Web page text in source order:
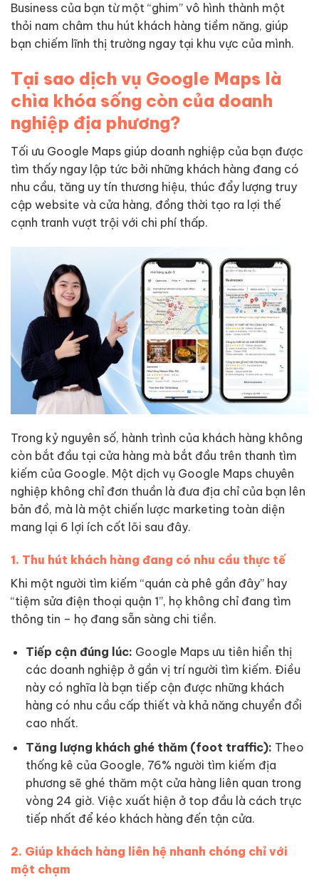
Business của bạn từ một “ghim” vô hình thành một
thỏi nam châm thu hút khách hàng tiềm năng, giúp
bạn chiếm lĩnh thị trường ngay tại khu vực của mình.
Tại sao dịch vụ Google Maps là
chìa khóa sống còn của doanh
nghiệp địa phương?
Tối ưu Google Maps giúp doanh nghiệp của bạn được
tìm thấy ngay lập tức bởi những khách hàng đang có
nhu cầu, tăng uy tín thương hiệu, thúc đẩy lượng truy
cập website và cửa hàng, đồng thời tạo ra lợi thế
cạnh tranh vượt trội với chi phí thấp.
Trong kỷ nguyên số, hành trình của khách hàng không
còn bắt đầu tại cửa hàng mà bắt đầu trên thanh tìm
kiếm của Google. Một dịch vụ Google Maps chuyên
nghiệp không chỉ đơn thuần là đưa địa chỉ của bạn lên
bản đồ, mà là một chiến lược marketing toàn diện
mang lại 6 lợi ích cốt lõi sau đây.
1. Thu hút khách hàng đang có nhu cầu thực tế
Khi một người tìm kiếm “quán cà phê gần đây” hay
“tiệm sửa điện thoại quận 1”, họ không chỉ đang tìm
thông tin – họ đang sẵn sàng chi tiền.
Tiếp cận đúng lúc: Google Maps ưu tiên hiển thị
các doanh nghiệp ở gần vị trí người tìm kiếm. Điều
này có nghĩa là bạn tiếp cận được những khách
hàng có nhu cầu cấp thiết và khả năng chuyển đổi
cao nhất.
Tăng lượng khách ghé thăm (foot traffic): Theo
thống kê của Google, 76% người tìm kiếm địa
phương sẽ ghé thăm một cửa hàng liên quan trong
vòng 24 giờ. Việc xuất hiện ở top đầu là cách trực
tiếp nhất để kéo khách hàng đến tận cửa.
2. Giúp khách hàng liên hệ nhanh chóng chỉ với
một chạm